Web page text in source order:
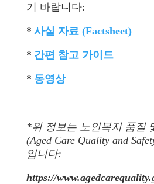
기 바랍니다:
* 사실 자료 (Factsheet)
* 간편 참고 가이드
* 동영상
*위 정보는 노인복지 품질
(Aged Care Quality and
입니다:
https://